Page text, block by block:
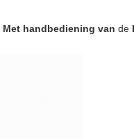
Met handbediening van de